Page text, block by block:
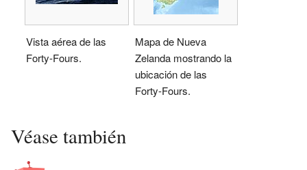
Vista aérea de las
Forty-Fours.
Mapa de Nueva
Zelanda mostrando la
ubicación de las
Forty-Fours.
Véase también